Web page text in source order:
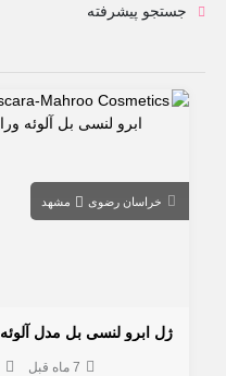
جستجو پیشرفته
خراسان رضوی مشهد
7 ماه قبل